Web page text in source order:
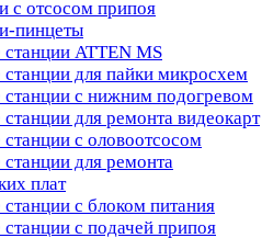
с отсосом припоя
пинцеты
ATTEN MS
для пайки микросхем
с нижним подогревом
для ремонта видеокарт
с оловоотсосом
для ремонта
плат
с блоком питания
с подачей припоя